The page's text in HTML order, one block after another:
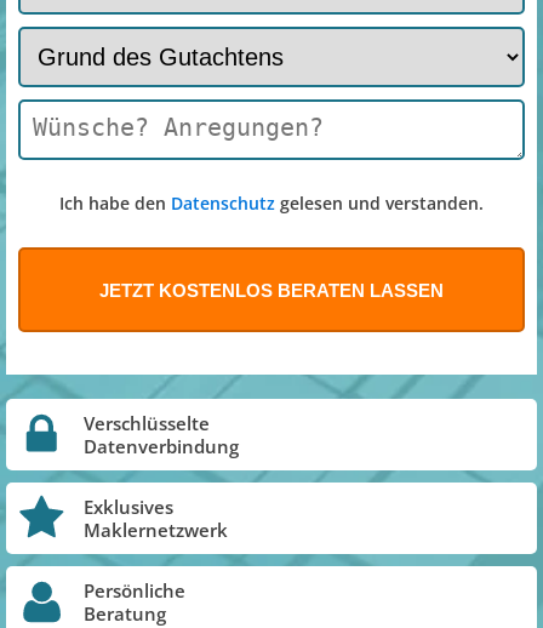
Ich habe den Datenschutz gelesen und verstanden.
Verschlüsselte
Datenverbindung
Exklusives
Maklernetzwerk
Persönliche
Beratung